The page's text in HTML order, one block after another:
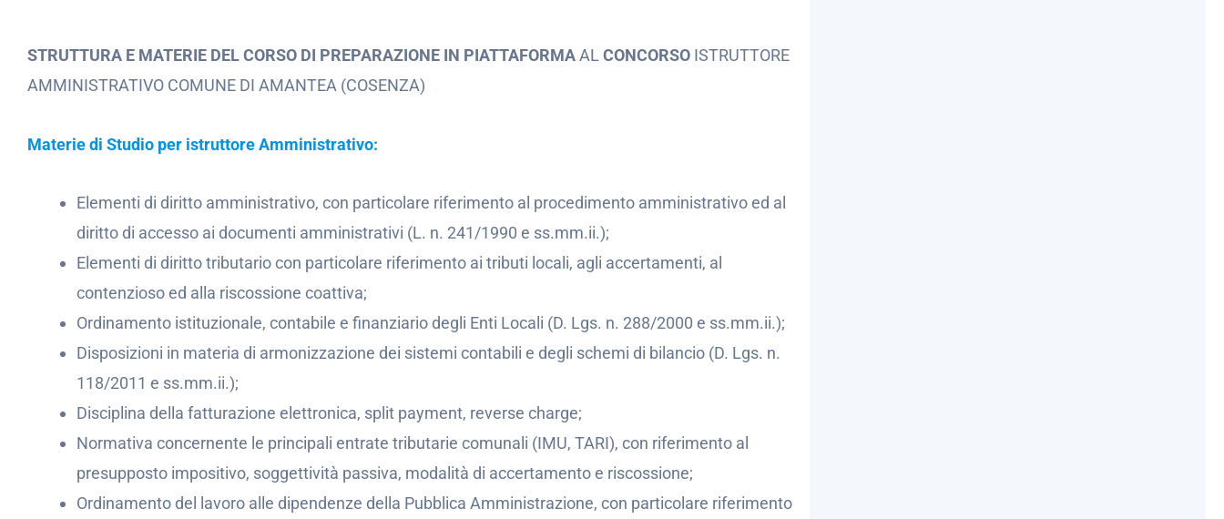
STRUTTURA E MATERIE DEL CORSO DI PREPARAZIONE IN PIATTAFORMAALCONCORSO ISTRUTTORE
AMMINISTRATIVO COMUNE DI AMANTEA (COSENZA)
Materie di Studio per istruttore Amministrativo:
Elementi di diritto amministrativo, con particolare riferimento al procedimento amministrativo ed al
diritto di accesso ai documenti amministrativi (L. n. 241/1990 e ss.mm.ii.);
Elementi di diritto tributario con particolare riferimento ai tributi locali, agli accertamenti, al
contenzioso ed alla riscossione coattiva;
Ordinamento istituzionale, contabile e finanziario degli Enti Locali (D. Lgs. n. 288/2000 e ss.mm.ii.);
Disposizioni in materia di armonizzazione dei sistemi contabili e degli schemi di bilancio (D. Lgs. n.
118/2011 e ss.mm.ii.);
Disciplina della fatturazione elettronica, split payment, reverse charge;
Normativa concernente le principali entrate tributarie comunali (IMU, TARI), con riferimento al
presupposto impositivo, soggettività passiva, modalità di accertamento e riscossione;
Ordinamento del lavoro alle dipendenze della Pubblica Amministrazione, con particolare riferimento